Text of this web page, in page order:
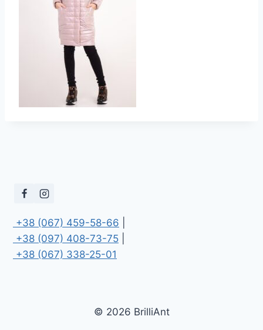
+38 (067) 459-58-66
+38 (097) 408-73-75
+38 (067) 338-25-01
© 2026 BrilliAnt